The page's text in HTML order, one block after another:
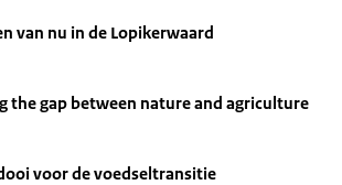
van nu in de Lopikerwaard
the gap between nature and agriculture
voor de voedseltransitie